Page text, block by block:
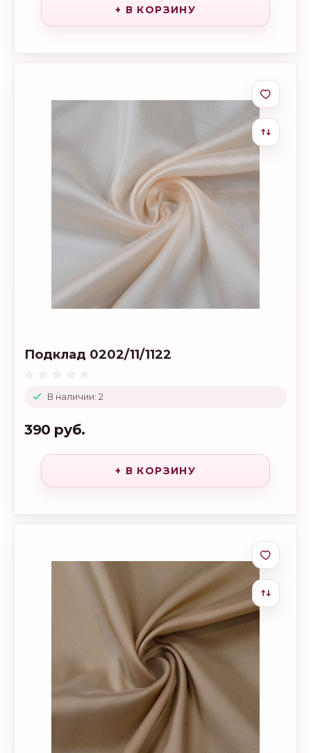
+ В КОРЗИНУ
В наличии: 2
Подклад 0202/11/1122
390 руб.
+ В КОРЗИНУ